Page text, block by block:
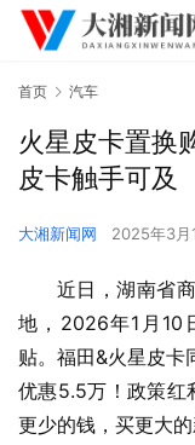
首页 汽车
火星皮卡置换
皮卡触手可及
大湘新闻网 2025年3月
近日，湖南省
地，2026年1月10
贴。福田&火星皮卡
优惠5.5万！政策红
更少的钱，买更大